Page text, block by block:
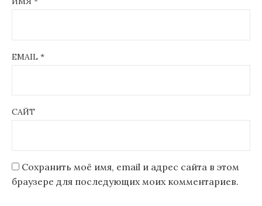
EMAIL *
САЙТ
Сохранить моё имя, email и адрес сайта в этом
браузере для последующих моих комментариев.